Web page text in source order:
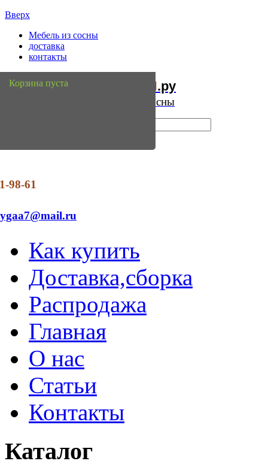
Вверх
Мебель из сосны
доставка
контакты
Мебель Сосны.ру
Интернет магазин мебели из сосны
98-61
Как купить
Доставка,сборка
Распродажа
Главная
О нас
Статьи
Контакты
Корзина пуста
Каталог